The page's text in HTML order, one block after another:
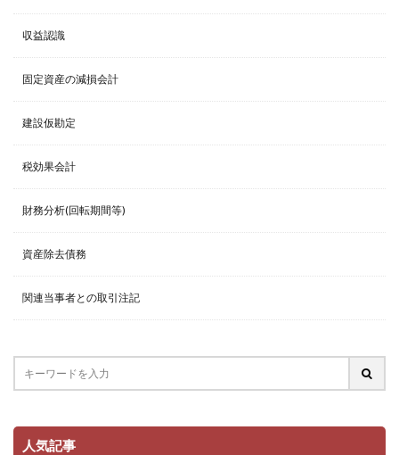
収益認識
固定資産の減損会計
建設仮勘定
税効果会計
財務分析(回転期間等)
資産除去債務
関連当事者との取引注記
人気記事